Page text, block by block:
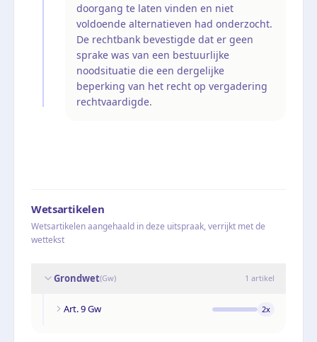
doorgang te laten vinden en niet
voldoende alternatieven had onderzocht.
De rechtbank bevestigde dat er geen
sprake was van een bestuurlijke
noodsituatie die een dergelijke
beperking van het recht op vergadering
rechtvaardigde.
Wetsartikelen
Wetsartikelen aangehaald in deze uitspraak, verrijkt met de
wettekst
Grondwet(Gw) 1 artikel
Art. 9 Gw 2x